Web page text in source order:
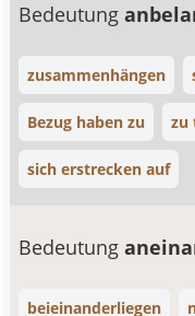
Bedeutung
zusammenhängen
Bezug haben zu zu
sich erstrecken auf
Bedeutung
beieinanderliegen